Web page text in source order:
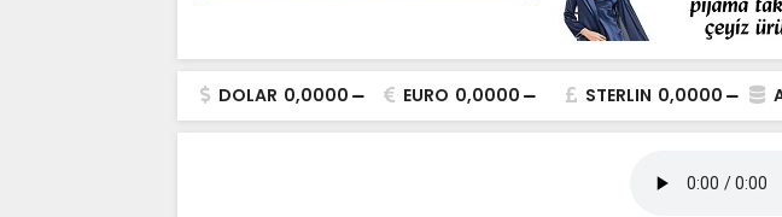
DOLAR 0,0000 EURO 0,0000 STERLIN 0,0000